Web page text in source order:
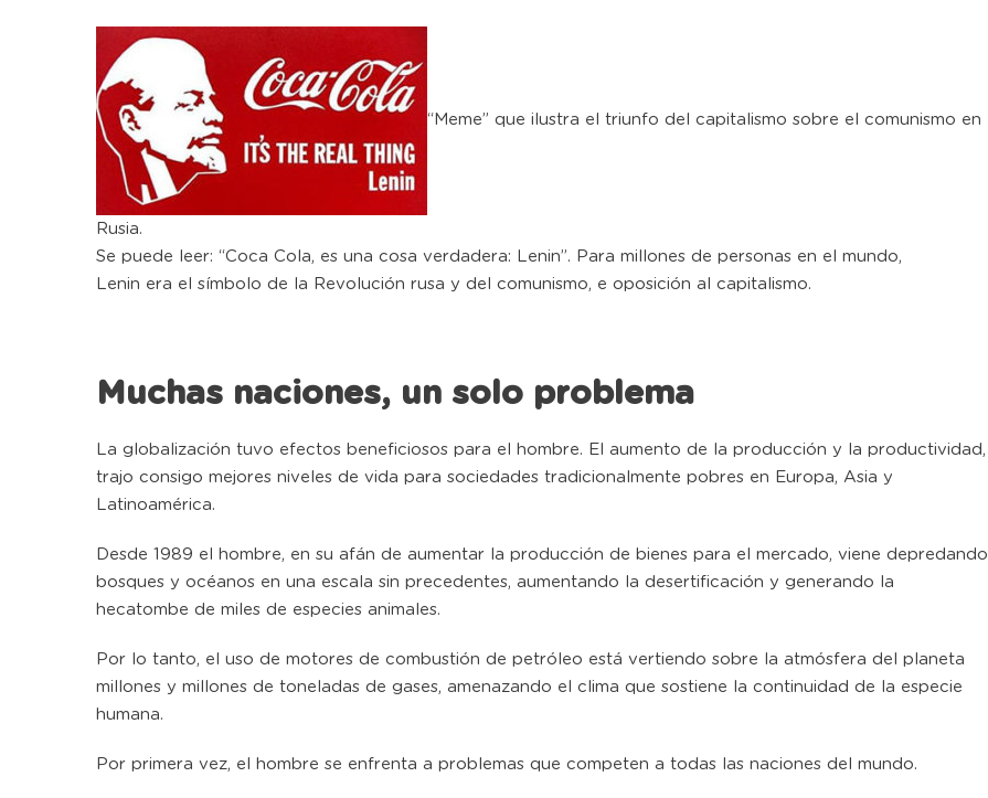
“Meme” que ilustra el triunfo del capitalismo sobre el comunismo en
Rusia.
Se puede leer: “Coca Cola, es una cosa verdadera: Lenin”. Para millones de personas en el mundo,
Lenin era el símbolo de la Revolución rusa y del comunismo, e oposición al capitalismo.
Muchas naciones, un solo problema
La globalización tuvo efectos beneficiosos para el hombre. El aumento de la producción y la productividad,
trajo consigo mejores niveles de vida para sociedades tradicionalmente pobres en Europa, Asia y
Latinoamérica.
Desde 1989 el hombre, en su afán de aumentar la producción de bienes para el mercado, viene depredando
bosques y océanos en una escala sin precedentes, aumentando la desertificación y generando la
hecatombe de miles de especies animales.
Por lo tanto, el uso de motores de combustión de petróleo está vertiendo sobre la atmósfera del planeta
millones y millones de toneladas de gases, amenazando el clima que sostiene la continuidad de la especie
humana.
Por primera vez, el hombre se enfrenta a problemas que competen a todas las naciones del mundo.